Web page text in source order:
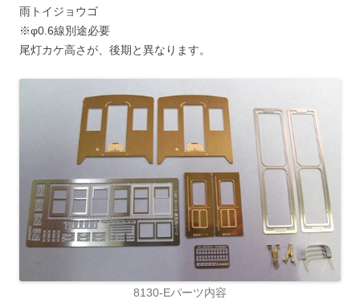
雨トイジョウゴ
※φ0.6線別途必要
尾灯カケ高さが、後期と異なります。
8130-Eパーツ内容